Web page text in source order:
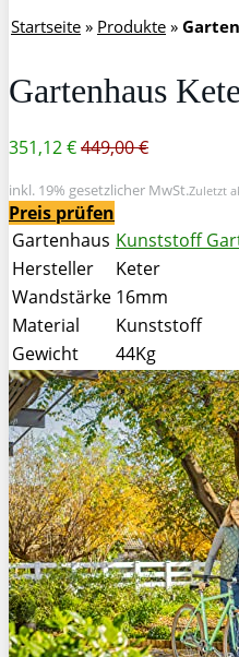
Startseite » Produkte »
Gartenhaus
351,12 €449,00 €
inkl. 19% gesetzlicher MwSt.Zuletzt
Preis prüfen
Gartenhaus Kunststoff
Hersteller
Keter
Wandstärke 16mm
Material
Kunststoff
Gewicht
44Kg